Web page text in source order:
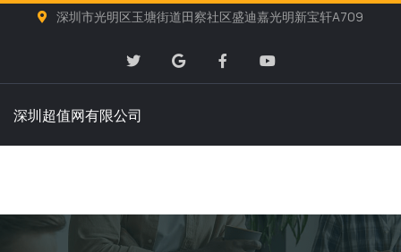
深圳超值网有限公司
深圳市光明区玉塘街道田察社区盛迪嘉光明新宝轩A709